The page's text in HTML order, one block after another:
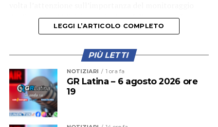
degli spazi pubblici, in particolare delle aree verdi
frequentate quotidianamente da famiglie e bambini.
LEGGI L’ARTICOLO COMPLETO
PIÙ LETTI
NOTIZIARI 1 ora fa
GR Latina – 6 agosto 2026 ore
19